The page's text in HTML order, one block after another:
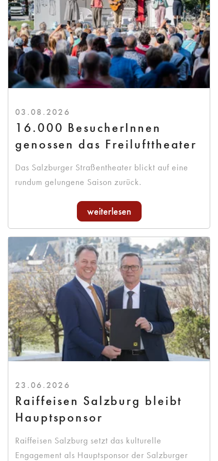
03.08.2026
16.000 BesucherInnen
genossen das Freilufttheater
Das Salzburger Straßentheater blickt auf eine
rundum gelungene Saison zurück.
weiterlesen
23.06.2026
Raiffeisen Salzburg bleibt
Hauptsponsor
Raiffeisen Salzburg setzt das kulturelle
Engagement als Hauptsponsor der Salzburger